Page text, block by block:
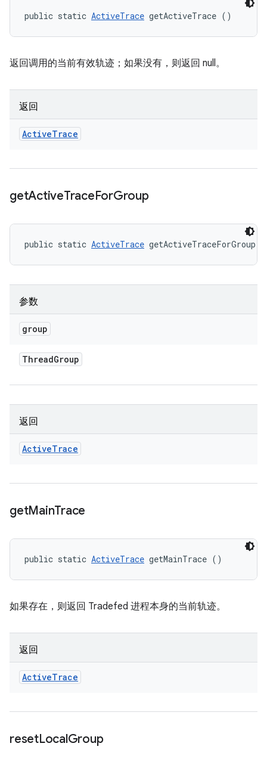
public static ActiveTrace getActiveTrace ()
返回调用的当前有效轨迹；如果没有，则返回 null。
返回
ActiveTrace
getActiveTraceForGroup
public static ActiveTrace getActiveTraceForGroup
参数
group
ThreadGroup
返回
ActiveTrace
getMainTrace
public static ActiveTrace getMainTrace ()
如果存在，则返回 Tradefed 进程本身的当前轨迹。
返回
ActiveTrace
resetLocalGroup